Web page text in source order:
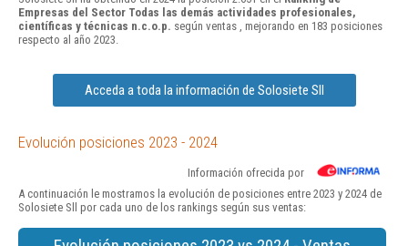
Empresas del Sector Todas las demás actividades profesionales,
científicas y técnicas n.c.o.p. según ventas , mejorando en 183 posiciones
respecto al año 2023.
Acceda a toda la información de Solosiete Sll
Evolución posiciones 2023 - 2024
Información ofrecida por
A continuación le mostramos la evolución de posiciones entre 2023 y 2024 de
Solosiete Sll por cada uno de los rankings según sus ventas: